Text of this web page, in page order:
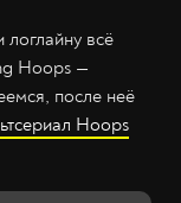
всё
Hoops —
после неё
Hoops